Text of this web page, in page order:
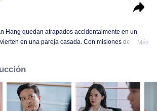
Hang quedan atrapados accidentalmente en un
en una pareja casada. Con misiones de
y encontrar una salida?
Más